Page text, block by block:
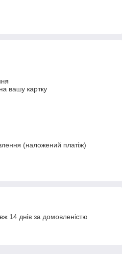
вашу картку
(наложений платіж)
14 днів за домовленістю